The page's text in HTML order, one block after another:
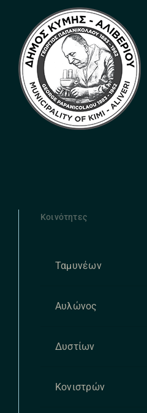
Κοινότητες
Ταμυνέων
Αυλώνος
Δυστίων
Κονιστρών